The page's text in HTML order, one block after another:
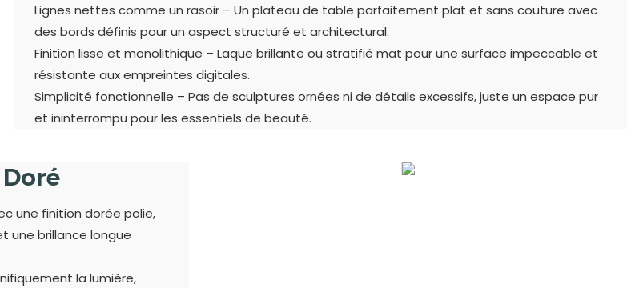
Lignes nettes comme un rasoir – Un plateau de table parfaitement plat et sans couture avec
des bords définis pour un aspect structuré et architectural.
Finition lisse et monolithique – Laque brillante ou stratifié mat pour une surface impeccable et
résistante aux empreintes digitales.
Simplicité fonctionnelle – Pas de sculptures ornées ni de détails excessifs, juste un espace pur
et ininterrompu pour les essentiels de beauté.
une finition dorée polie,
une brillance longue
la lumière,